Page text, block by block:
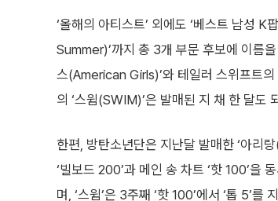
‘올해의 아티스트’ 외에도 ‘베스트 남성
Summer)’까지 총 3개 부문 후보에 이름
스(American Girls)’와 테일러 스위프트
의 ‘스윔(SWIM)’은 발매된 지 채 한 달도
한편, 방탄소년단은 지난달 발매한 ‘아리
‘빌보드 200’과 메인 송 차트 ‘핫 100’을
며, ‘스윔’은 3주째 ‘핫 100’에서 ‘톱 5’를